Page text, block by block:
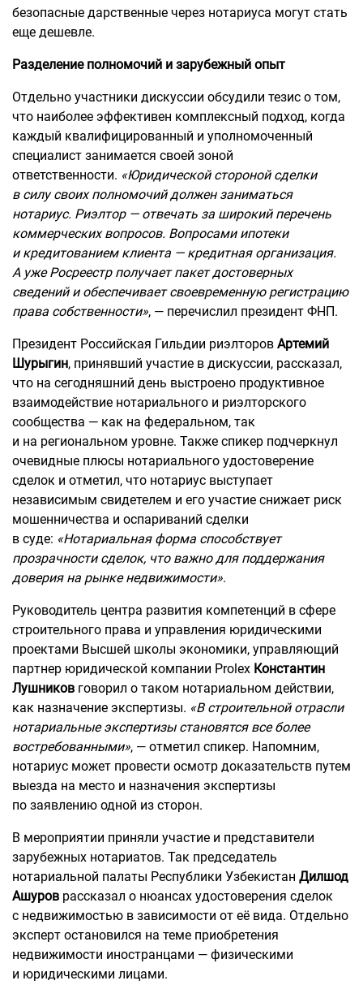
безопасные дарственные через нотариуса могут стать
еще дешевле.
Разделение полномочий и зарубежный опыт
Отдельно участники дискуссии обсудили тезис о том,
что наиболее эффективен комплексный подход, когда
каждый квалифицированный и уполномоченный
специалист занимается своей зоной
ответственности. «Юридической стороной сделки
в силу своих полномочий должен заниматься
нотариус. Риэлтор — отвечать за широкий перечень
коммерческих вопросов. Вопросами ипотеки
и кредитованием клиента — кредитная организация.
А уже Росреестр получает пакет достоверных
сведений и обеспечивает своевременную регистрацию
права собственности», — перечислил президент ФНП.
Президент Российская Гильдии риэлторов Артемий
Шурыгин, принявший участие в дискуссии, рассказал,
что на сегодняшний день выстроено продуктивное
взаимодействие нотариального и риэлторского
сообщества — как на федеральном, так
и на региональном уровне. Также спикер подчеркнул
очевидные плюсы нотариального удостоверение
сделок и отметил, что нотариус выступает
независимым свидетелем и его участие снижает риск
мошенничества и оспариваний сделки
в суде: «Нотариальная форма способствует
прозрачности сделок, что важно для поддержания
доверия на рынке недвижимости».
Руководитель центра развития компетенций в сфере
строительного права и управления юридическими
проектами Высшей школы экономики, управляющий
партнер юридической компании Prolex Константин
Лушников говорил о таком нотариальном действии,
как назначение экспертизы. «В строительной отрасли
нотариальные экспертизы становятся все более
востребованными», — отметил спикер. Напомним,
нотариус может провести осмотр доказательств путем
выезда на место и назначения экспертизы
по заявлению одной из сторон.
В мероприятии приняли участие и представители
зарубежных нотариатов. Так председатель
нотариальной палаты Республики Узбекистан Дилшод
Ашуров рассказал о нюансах удостоверения сделок
с недвижимостью в зависимости от её вида. Отдельно
эксперт остановился на теме приобретения
недвижимости иностранцами — физическими
и юридическими лицами.